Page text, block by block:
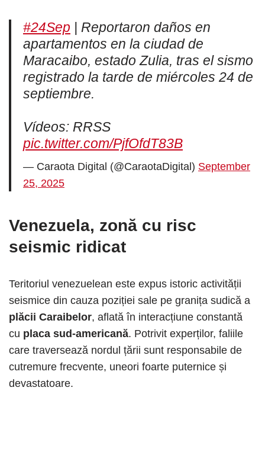
#24Sep | Reportaron daños en
apartamentos en la ciudad de
Maracaibo, estado Zulia, tras el sismo
registrado la tarde de miércoles 24 de
septiembre.
Vídeos: RRSS
pic.twitter.com/PjfOfdT83B
— Caraota Digital (@CaraotaDigital) September
25, 2025
Venezuela, zonă cu risc
seismic ridicat
Teritoriul venezuelean este expus istoric activității
seismice din cauza poziției sale pe granița sudică a
plăcii Caraibelor, aflată în interacțiune constantă
cu placa sud-americană. Potrivit experților, faliile
care traversează nordul țării sunt responsabile de
cutremure frecvente, uneori foarte puternice și
devastatoare.